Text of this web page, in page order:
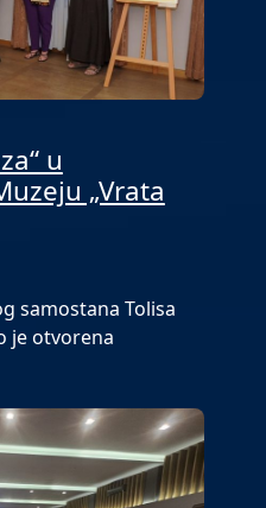
u
„Vrata
samostana Tolisa
je otvorena